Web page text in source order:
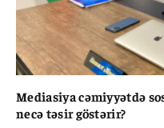
Mediasiya cəmiyyətdə
necə təsir göstərir?